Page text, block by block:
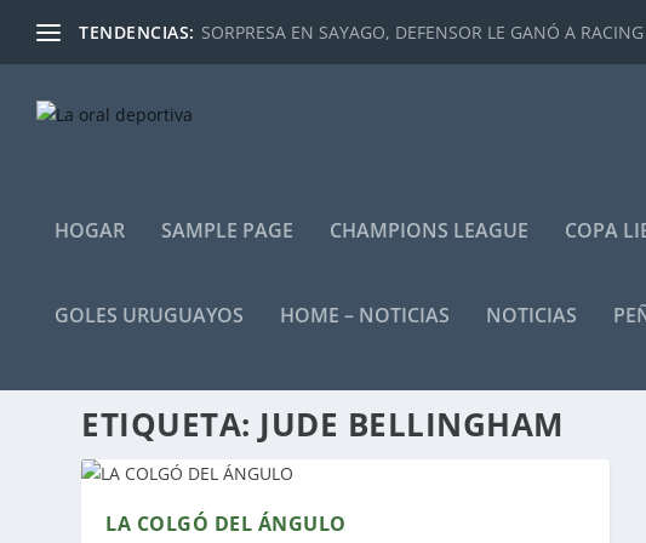
TENDENCIAS: SORPRESA EN SAYAGO, DEFENSOR LE GANÓ A
HOGAR SAMPLE PAGE CHAMPIONS LEAGUE COPA
GOLES URUGUAYOS HOME – NOTICIAS NOTICIAS
ETIQUETA: JUDE BELLINGHAM
LA COLGÓ DEL ÁNGULO